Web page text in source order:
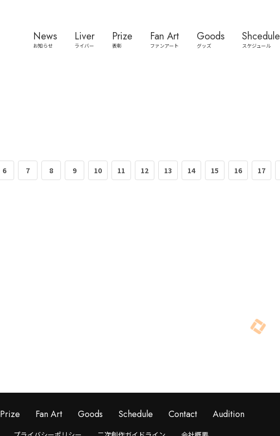
News
お知らせ
Liver
ライバー
Prize
表彰
Fan Art
ファンアート
Goods
グッズ
Shcedule
スケジュール
6 7 8 9 10 11 12 13 14 15 16 17
Prize Fan Art Goods Schedule Contact Audition